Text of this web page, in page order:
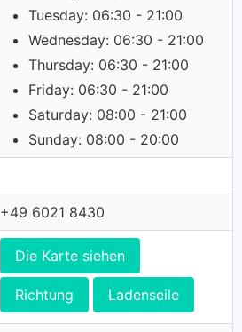
Tuesday: 06:30 - 21:00
Wednesday: 06:30 - 21:00
Thursday: 06:30 - 21:00
Friday: 06:30 - 21:00
Saturday: 08:00 - 21:00
Sunday: 08:00 - 20:00
+49 6021 8430
Die Karte siehen
Richtung Ladenseile